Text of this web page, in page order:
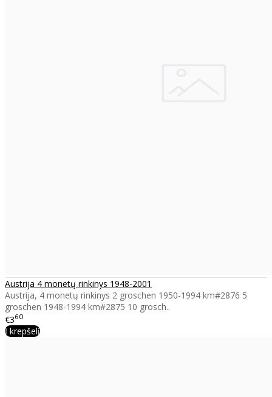
Austrija 4 monetų rinkinys 1948-2001
Austrija, 4 monetų rinkinys 2 groschen 1950-1994 km#2876 5
groschen 1948-1994 km#2875 10 grosch..
€360
Į krepšelį